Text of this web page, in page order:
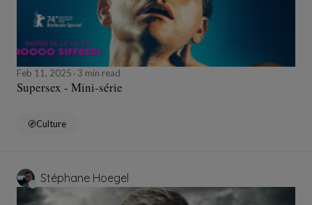
Feb 11, 2025 3 min read
Supersex - Mini-série
Culture
Stéphane Hoegel